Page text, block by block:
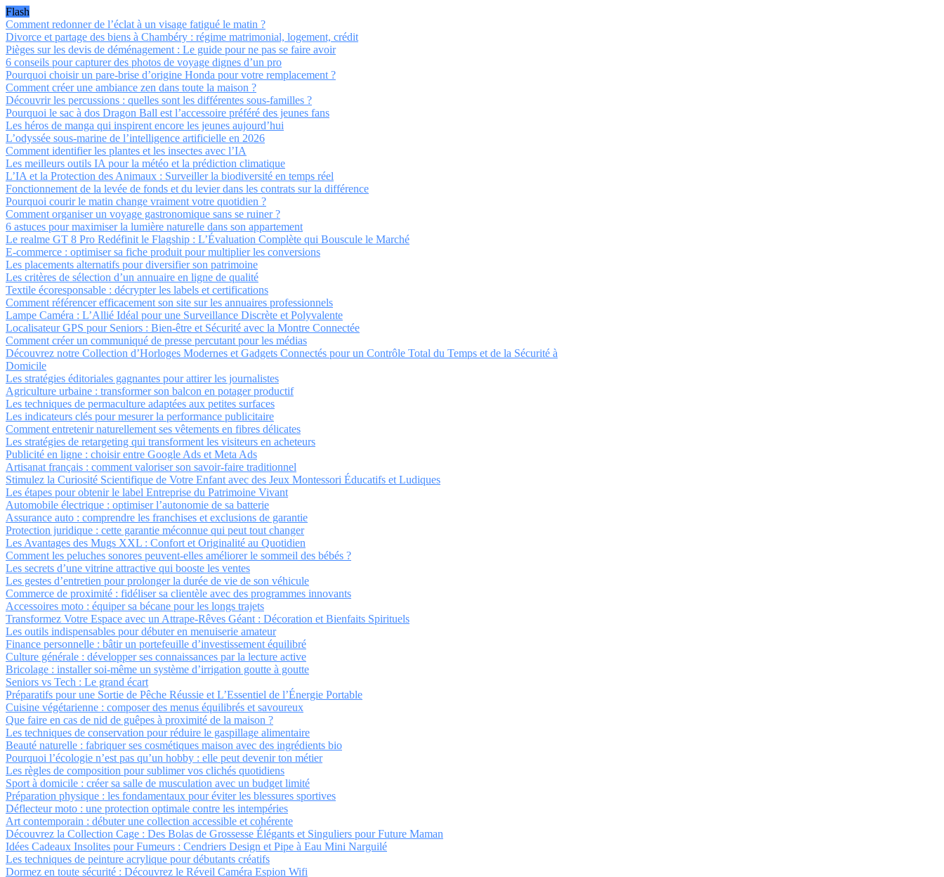
Flash
Comment redonner de l’éclat à un visage fatigué le matin ?
Divorce et partage des biens à Chambéry : régime matrimonial, logement, crédit
Pièges sur les devis de déménagement : Le guide pour ne pas se faire avoir
6 conseils pour capturer des photos de voyage dignes d’un pro
Pourquoi choisir un pare-brise d’origine Honda pour votre remplacement ?
Comment créer une ambiance zen dans toute la maison ?
Découvrir les percussions : quelles sont les différentes sous-familles ?
Pourquoi le sac à dos Dragon Ball est l’accessoire préféré des jeunes fans
Les héros de manga qui inspirent encore les jeunes aujourd’hui
L’odyssée sous-marine de l’intelligence artificielle en 2026
Comment identifier les plantes et les insectes avec l’IA
Les meilleurs outils IA pour la météo et la prédiction climatique
L’IA et la Protection des Animaux : Surveiller la biodiversité en temps réel
Fonctionnement de la levée de fonds et du levier dans les contrats sur la différence
Pourquoi courir le matin change vraiment votre quotidien ?
Comment organiser un voyage gastronomique sans se ruiner ?
6 astuces pour maximiser la lumière naturelle dans son appartement
Le realme GT 8 Pro Redéfinit le Flagship : L’Évaluation Complète qui Bouscule le Marché
E-commerce : optimiser sa fiche produit pour multiplier les conversions
Les placements alternatifs pour diversifier son patrimoine
Les critères de sélection d’un annuaire en ligne de qualité
Textile écoresponsable : décrypter les labels et certifications
Comment référencer efficacement son site sur les annuaires professionnels
Lampe Caméra : L’Allié Idéal pour une Surveillance Discrète et Polyvalente
Localisateur GPS pour Seniors : Bien-être et Sécurité avec la Montre Connectée
Comment créer un communiqué de presse percutant pour les médias
Découvrez notre Collection d’Horloges Modernes et Gadgets Connectés pour un Contrôle Total du Temps et de la Sécurité à
Domicile
Les stratégies éditoriales gagnantes pour attirer les journalistes
Agriculture urbaine : transformer son balcon en potager productif
Les techniques de permaculture adaptées aux petites surfaces
Les indicateurs clés pour mesurer la performance publicitaire
Comment entretenir naturellement ses vêtements en fibres délicates
Les stratégies de retargeting qui transforment les visiteurs en acheteurs
Publicité en ligne : choisir entre Google Ads et Meta Ads
Artisanat français : comment valoriser son savoir-faire traditionnel
Stimulez la Curiosité Scientifique de Votre Enfant avec des Jeux Montessori Éducatifs et Ludiques
Les étapes pour obtenir le label Entreprise du Patrimoine Vivant
Automobile électrique : optimiser l’autonomie de sa batterie
Assurance auto : comprendre les franchises et exclusions de garantie
Protection juridique : cette garantie méconnue qui peut tout changer
Les Avantages des Mugs XXL : Confort et Originalité au Quotidien
Comment les peluches sonores peuvent-elles améliorer le sommeil des bébés ?
Les secrets d’une vitrine attractive qui booste les ventes
Les gestes d’entretien pour prolonger la durée de vie de son véhicule
Commerce de proximité : fidéliser sa clientèle avec des programmes innovants
Accessoires moto : équiper sa bécane pour les longs trajets
Transformez Votre Espace avec un Attrape-Rêves Géant : Décoration et Bienfaits Spirituels
Les outils indispensables pour débuter en menuiserie amateur
Finance personnelle : bâtir un portefeuille d’investissement équilibré
Culture générale : développer ses connaissances par la lecture active
Bricolage : installer soi-même un système d’irrigation goutte à goutte
Seniors vs Tech : Le grand écart
Préparatifs pour une Sortie de Pêche Réussie et L’Essentiel de l’Énergie Portable
Cuisine végétarienne : composer des menus équilibrés et savoureux
Que faire en cas de nid de guêpes à proximité de la maison ?
Les techniques de conservation pour réduire le gaspillage alimentaire
Beauté naturelle : fabriquer ses cosmétiques maison avec des ingrédients bio
Pourquoi l’écologie n’est pas qu’un hobby : elle peut devenir ton métier
Les règles de composition pour sublimer vos clichés quotidiens
Sport à domicile : créer sa salle de musculation avec un budget limité
Préparation physique : les fondamentaux pour éviter les blessures sportives
Déflecteur moto : une protection optimale contre les intempéries
Art contemporain : débuter une collection accessible et cohérente
Découvrez la Collection Cage : Des Bolas de Grossesse Élégants et Singuliers pour Future Maman
Idées Cadeaux Insolites pour Fumeurs : Cendriers Design et Pipe à Eau Mini Narguilé
Les techniques de peinture acrylique pour débutants créatifs
Dormez en toute sécurité : Découvrez le Réveil Caméra Espion Wifi